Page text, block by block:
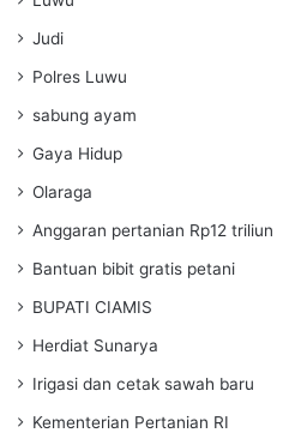
Judi
Polres Luwu
sabung ayam
Gaya Hidup
Olaraga
Anggaran pertanian Rp12 triliun
Bantuan bibit gratis petani
BUPATI CIAMIS
Herdiat Sunarya
Irigasi dan cetak sawah baru
Kementerian Pertanian RI